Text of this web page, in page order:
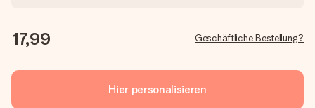
17,99 Geschäftliche Bestellung?
Hier personalisieren